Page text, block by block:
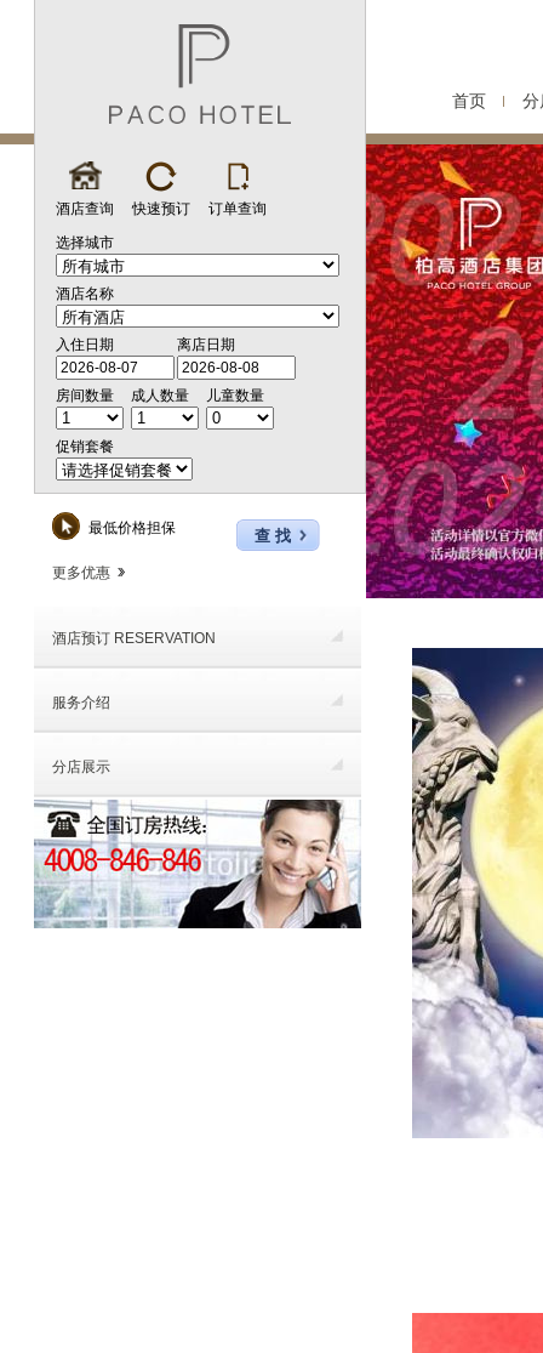
首页 分
酒店查询 快速预订
订单查询
选择城市
酒店名称
入住日期 离店日期
房间数量 成人数量 儿童数量
促销套餐
最低价格担保
更多优惠
酒店预订 RESERVATION
服务介绍
分店展示